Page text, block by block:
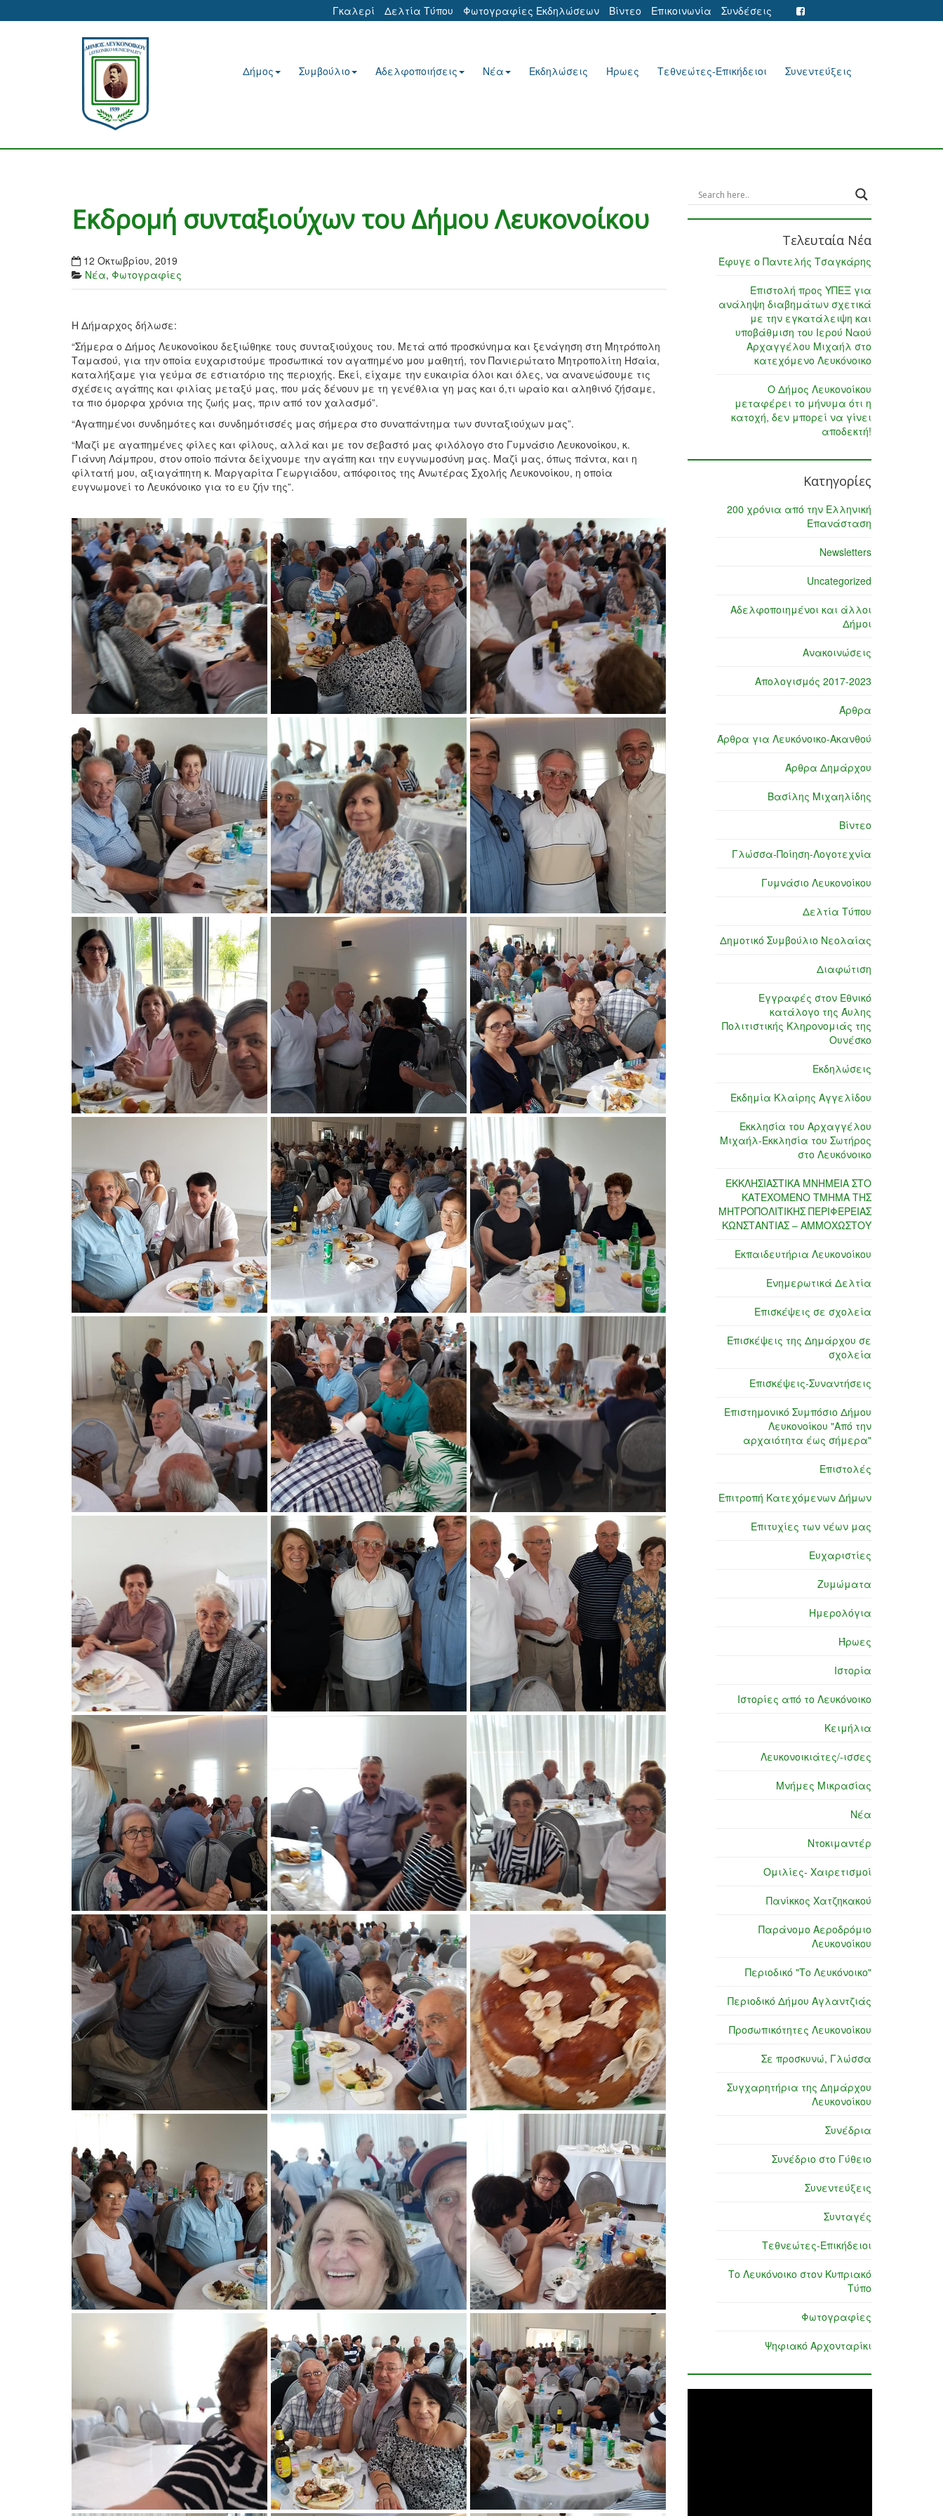
Γκαλερί Δελτία Τύπου Φωτογραφίες Εκδηλώσεων Βίντεο Επικοινωνία Συνδέσεις
Δήμος Συμβούλιο Αδελφοποιήσεις Νέα Εκδηλώσεις Ήρωες Τεθνεώτες-Επικήδειοι Συνεντεύξεις
Εκδρομή συνταξιούχων του Δήμου Λευκονοίκου
12 Οκτωβρίου, 2019
Νέα, Φωτογραφίες
Η Δήμαρχος δήλωσε:
“Σήμερα ο Δήμος Λευκονοίκου δεξιώθηκε τους συνταξιούχους του. Μετά από προσκύνημα και ξενάγηση στη Μητρόπολη
Ταμασού, για την οποία ευχαριστούμε προσωπικά τον αγαπημένο μου μαθητή, τον Πανιερώτατο Μητροπολίτη Ησαία,
καταλήξαμε για γεύμα σε εστιατόριο της περιοχής. Εκεί, είχαμε την ευκαιρία όλοι και όλες, να ανανεώσουμε τις
σχέσεις αγάπης και φιλίας μεταξύ μας, που μάς δένουν με τη γενέθλια γη μας και ό,τι ωραίο και αληθινό ζήσαμε,
τα πιο όμορφα χρόνια της ζωής μας, πριν από τον χαλασμό”.
“Αγαπημένοι συνδημότες και συνδημότισσές μας σήμερα στο συναπάντημα των συνταξιούχων μας”.
“Μαζί με αγαπημένες φίλες και φίλους, αλλά και με τον σεβαστό μας φιλόλογο στο Γυμνάσιο Λευκονοίκου, κ.
Γιάννη Λάμπρου, στον οποίο πάντα δείχνουμε την αγάπη και την ευγνωμοσύνη μας. Μαζί μας, όπως πάντα, και η
φίλτατή μου, αξιαγάπητη κ. Μαργαρίτα Γεωργιάδου, απόφοιτος της Ανωτέρας Σχολής Λευκονοίκου, η οποία
ευγνωμονεί το Λευκόνοικο για το ευ ζήν της”.
Τελευταία Νέα
Έφυγε ο Παντελής Τσαγκάρης
Επιστολή προς ΥΠΕΞ για
ανάληψη διαβημάτων σχετικά
με την εγκατάλειψη και
υποβάθμιση του Ιερού Ναού
Αρχαγγέλου Μιχαήλ στο
κατεχόμενο Λευκόνοικο
Ο Δήμος Λευκονοίκου
μεταφέρει το μήνυμα ότι η
κατοχή, δεν μπορεί να γίνει
αποδεκτή!
Κατηγορίες
200 χρόνια από την Ελληνική
Επανάσταση
Newsletters
Uncategorized
Αδελφοποιημένοι και άλλοι
Δήμοι
Ανακοινώσεις
Απολογισμός 2017-2023
Άρθρα
Άρθρα για Λευκόνοικο-Ακανθού
Άρθρα Δημάρχου
Βασίλης Μιχαηλίδης
Βίντεο
Γλώσσα-Ποίηση-Λογοτεχνία
Γυμνάσιο Λευκονοίκου
Δελτία Τύπου
Δημοτικό Συμβούλιο Νεολαίας
Διαφώτιση
Εγγραφές στον Εθνικό
κατάλογο της Άυλης
Πολιτιστικής Κληρονομιάς της
Ουνέσκο
Εκδηλώσεις
Εκδημία Κλαίρης Αγγελίδου
Εκκλησία του Αρχαγγέλου
Μιχαήλ-Εκκλησία του Σωτήρος
στο Λευκόνοικο
ΕΚΚΛΗΣΙΑΣΤΙΚΑ ΜΝΗΜΕΙΑ ΣΤΟ
ΚΑΤΕΧΟΜΕΝΟ ΤΜΗΜΑ ΤΗΣ
ΜΗΤΡΟΠΟΛΙΤΙΚΗΣ ΠΕΡΙΦΕΡΕΙΑΣ
ΚΩΝΣΤΑΝΤΙΑΣ – ΑΜΜΟΧΩΣΤΟΥ
Εκπαιδευτήρια Λευκονοίκου
Ενημερωτικά Δελτία
Επισκέψεις σε σχολεία
Επισκέψεις της Δημάρχου σε
σχολεία
Επισκέψεις-Συναντήσεις
Επιστημονικό Συμπόσιο Δήμου
Λευκονοίκου "Από την
αρχαιότητα έως σήμερα"
Επιστολές
Επιτροπή Κατεχόμενων Δήμων
Επιτυχίες των νέων μας
Ευχαριστίες
Ζυμώματα
Ημερολόγια
Ήρωες
Ιστορία
Ιστορίες από το Λευκόνοικο
Κειμήλια
Λευκονοικιάτες/-ισσες
Μνήμες Μικρασίας
Νέα
Ντοκιμαντέρ
Ομιλίες- Χαιρετισμοί
Πανίκκος Χατζηκακού
Παράνομο Αεροδρόμιο
Λευκονοίκου
Περιοδικό "Το Λευκόνοικο"
Περιοδικό Δήμου Αγλαντζιάς
Προσωπικότητες Λευκονοίκου
Σε προσκυνώ, Γλώσσα
Συγχαρητήρια της Δημάρχου
Λευκονοίκου
Συνέδρια
Συνέδριο στο Γύθειο
Συνεντεύξεις
Συνταγές
Τεθνεώτες-Επικήδειοι
Το Λευκόνοικο στον Κυπριακό
Τύπο
Φωτογραφίες
Ψηφιακό Αρχονταρίκι